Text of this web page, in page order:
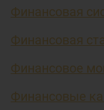
Финансовая
Финансовая
Финансовое
Финансовые